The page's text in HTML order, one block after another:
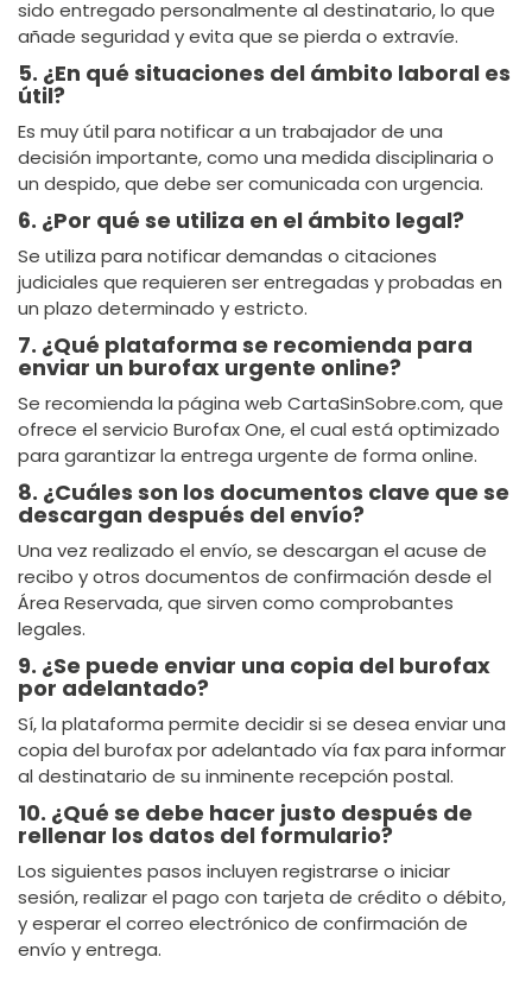
sido entregado personalmente al destinatario, lo que
añade seguridad y evita que se pierda o extravíe.
5. ¿En qué situaciones del ámbito laboral es
útil?
Es muy útil para notificar a un trabajador de una
decisión importante, como una medida disciplinaria o
un despido, que debe ser comunicada con urgencia.
6. ¿Por qué se utiliza en el ámbito legal?
Se utiliza para notificar demandas o citaciones
judiciales que requieren ser entregadas y probadas en
un plazo determinado y estricto.
7. ¿Qué plataforma se recomienda para
enviar un burofax urgente online?
Se recomienda la página web CartaSinSobre.com, que
ofrece el servicio Burofax One, el cual está optimizado
para garantizar la entrega urgente de forma online.
8. ¿Cuáles son los documentos clave que se
descargan después del envío?
Una vez realizado el envío, se descargan el acuse de
recibo y otros documentos de confirmación desde el
Área Reservada, que sirven como comprobantes
legales.
9. ¿Se puede enviar una copia del burofax
por adelantado?
Sí, la plataforma permite decidir si se desea enviar una
copia del burofax por adelantado vía fax para informar
al destinatario de su inminente recepción postal.
10. ¿Qué se debe hacer justo después de
rellenar los datos del formulario?
Los siguientes pasos incluyen registrarse o iniciar
sesión, realizar el pago con tarjeta de crédito o débito,
y esperar el correo electrónico de confirmación de
envío y entrega.